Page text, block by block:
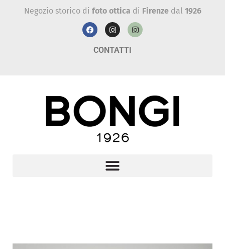
Negozio storico di foto ottica di Firenzedal 1926
CONTATTI